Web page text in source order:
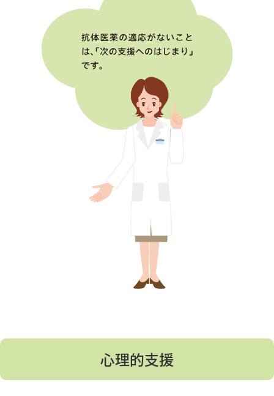
心理的支援